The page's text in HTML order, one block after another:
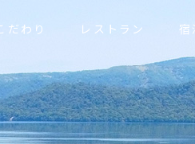
だわり レストラン 宿